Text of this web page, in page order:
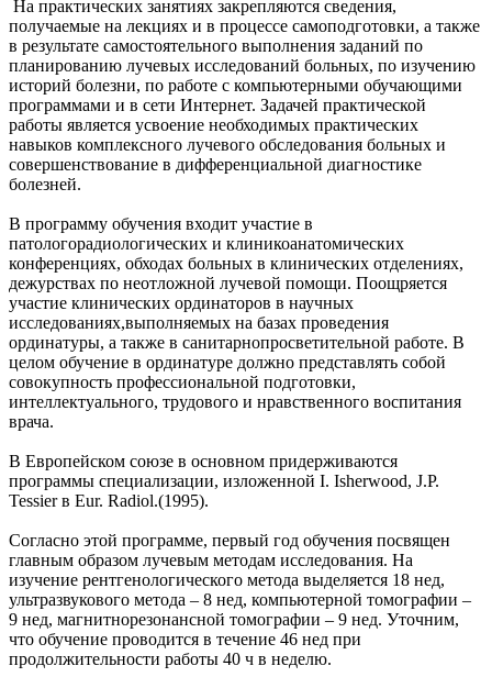
На практических занятиях закрепляются сведения,
получаемые на лекциях и в процессе самоподготовки, а также
в результате самостоятельного выполнения заданий по
планированию лучевых исследований больных, по изучению
историй болезни, по работе с компьютерными обучающими
программами и в сети Интернет. Задачей практической
работы является усвоение необходимых практических
навыков комплексного лучевого обследования больных и
совершенствование в дифференциальной диагностике
болезней.
В программу обучения входит участие в
патологорадиологических и клиникоанатомических
конференциях, обходах больных в клинических отделениях,
дежурствах по неотложной лучевой помощи. Поощряется
участие клинических ординаторов в научных
исследованиях,выполняемых на базах проведения
ординатуры, а также в санитарнопросветительной работе. В
целом обучение в ординатуре должно представлять собой
совокупность профессиональной подготовки,
интеллектуального, трудового и нравственного воспитания
врача.
В Европейском союзе в основном придерживаются
программы специализации, изложенной I. Isherwood, J.P.
Tessier в Eur. Radiol.(1995).
Согласно этой программе, первый год обучения посвящен
главным образом лучевым методам исследования. На
изучение рентгенологического метода выделяется 18 нед,
ультразвукового метода – 8 нед, компьютерной томографии –
9 нед, магнитнорезонансной томографии – 9 нед. Уточним,
что обучение проводится в течение 46 нед при
продолжительности работы 40 ч в неделю.